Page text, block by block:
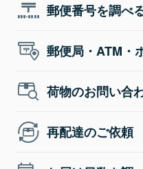
郵便番号を調べ
郵便局・ATM・
荷物のお問い合
再配達のご依頼